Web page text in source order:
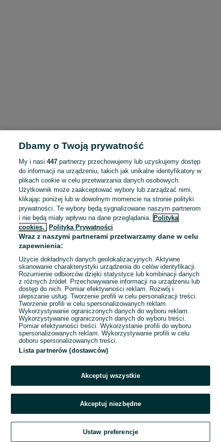
To ogłoszenie nie jest już dostępne
Przejdź na stronę główną
Dbamy o Twoją prywatność
My i nasi447 partnerzy przechowujemy lub uzyskujemy dostęp
do informacji na urządzeniu, takich jak unikalne identyfikatory w
plikach cookie w celu przetwarzania danych osobowych.
Użytkownik może zaakceptować wybory lub zarządzać nimi,
klikając poniżej lub w dowolnym momencie na stronie polityki
prywatności. Te wybory będą sygnalizowane naszym partnerom
i nie będą miały wpływu na dane przeglądania. Polityka
cookies,
Polityka Prywatności
Wraz z naszymi partnerami przetwarzamy dane w celu
zapewnienia:
Użycie dokładnych danych geolokalizacyjnych. Aktywne
skanowanie charakterystyki urządzenia do celów identyfikacji.
Rozumienie odbiorców dzięki statystyce lub kombinacji danych
z różnych źródeł. Przechowywanie informacji na urządzeniu lub
dostęp do nich. Pomiar efektywności reklam. Rozwój i
ulepszanie usług. Tworzenie profili w celu personalizacji treści.
Tworzenie profili w celu spersonalizowanych reklam.
Wykorzystywanie ograniczonych danych do wyboru reklam.
Wykorzystywanie ograniczonych danych do wyboru treści.
Pomiar efektywności treści. Wykorzystanie profili do wyboru
spersonalizowanych reklam. Wykorzystywanie profili w celu
doboru spersonalizowanych treści.
Lista partnerów (dostawców)
Akceptuj wszystkie
Akceptuj niezbędne
Ustaw preferencje